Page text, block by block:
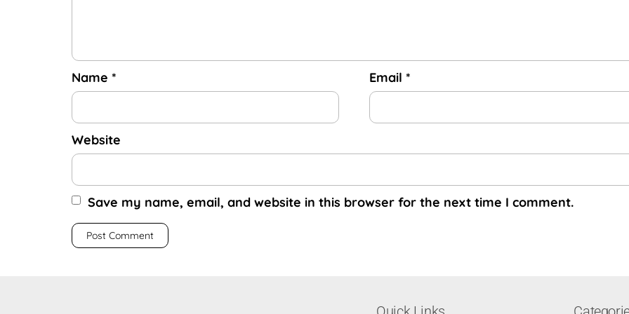
Name * Email *
Website
Save my name, email, and website in this browser for the next time I comment.